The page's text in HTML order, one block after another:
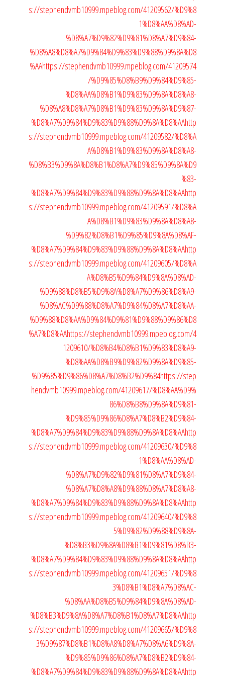
s://stephendvmb10999.mpeblog.com/41209562/%D9%8
1%D8%AA%D8%AD-
%D8%A7%D9%82%D9%81%D8%A7%D9%84-
%D8%A8%D8%A7%D9%84%D9%83%D9%88%D9%8A%D8
%AAhttps://stephendvmb10999.mpeblog.com/41209574
/%D9%85%D8%B9%D9%84%D9%85-
%D8%AA%D8%B1%D9%83%D9%8A%D8%A8-
%D8%A8%D8%A7%D8%B1%D9%83%D9%8A%D9%87-
%D8%A7%D9%84%D9%83%D9%88%D9%8A%D8%AAhttp
s://stephendvmb10999.mpeblog.com/41209582/%D8%A
A%D8%B1%D9%83%D9%8A%D8%A8-
%D8%B3%D9%8A%D8%B1%D8%A7%D9%85%D9%8A%D9
%83-
%D8%A7%D9%84%D9%83%D9%88%D9%8A%D8%AAhttp
s://stephendvmb10999.mpeblog.com/41209591/%D8%A
A%D8%B1%D9%83%D9%8A%D8%A8-
%D9%82%D8%B1%D9%85%D9%8A%D8%AF-
%D8%A7%D9%84%D9%83%D9%88%D9%8A%D8%AAhttp
s://stephendvmb10999.mpeblog.com/41209605/%D8%A
A%D8%B5%D9%84%D9%8A%D8%AD-
%D9%88%D8%B5%D9%8A%D8%A7%D9%86%D8%A9-
%D8%AC%D9%88%D8%A7%D9%84%D8%A7%D8%AA-
%D9%88%D8%AA%D9%84%D9%81%D9%88%D9%86%D8
%A7%D8%AAhttps://stephendvmb10999.mpeblog.com/4
1209610/%D8%B4%D8%B1%D9%83%D8%A9-
%D8%AA%D8%B9%D9%82%D9%8A%D9%85-
%D9%85%D9%86%D8%A7%D8%B2%D9%84https://step
hendvmb10999.mpeblog.com/41209617/%D8%AA%D9%
86%D8%B8%D9%8A%D9%81-
%D9%85%D9%86%D8%A7%D8%B2%D9%84-
%D8%A7%D9%84%D9%83%D9%88%D9%8A%D8%AAhttp
s://stephendvmb10999.mpeblog.com/41209630/%D9%8
1%D8%AA%D8%AD-
%D8%A7%D9%82%D9%81%D8%A7%D9%84-
%D8%A7%D8%A8%D9%88%D8%A7%D8%A8-
%D8%A7%D9%84%D9%83%D9%88%D9%8A%D8%AAhttp
s://stephendvmb10999.mpeblog.com/41209640/%D9%8
5%D9%82%D9%88%D9%8A-
%D8%B3%D9%8A%D8%B1%D9%81%D8%B3-
%D8%A7%D9%84%D9%83%D9%88%D9%8A%D8%AAhttp
s://stephendvmb10999.mpeblog.com/41209651/%D9%8
3%D8%B1%D8%A7%D8%AC-
%D8%AA%D8%B5%D9%84%D9%8A%D8%AD-
%D8%B3%D9%8A%D8%A7%D8%B1%D8%A7%D8%AAhttp
s://stephendvmb10999.mpeblog.com/41209665/%D9%8
3%D9%87%D8%B1%D8%A8%D8%A7%D8%A6%D9%8A-
%D9%85%D9%86%D8%A7%D8%B2%D9%84-
%D8%A7%D9%84%D9%83%D9%88%D9%8A%D8%AAhttp